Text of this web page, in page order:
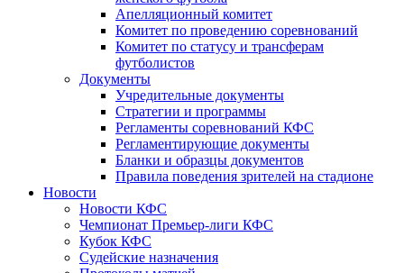
Апелляционный комитет
Комитет по проведению соревнований
Комитет по статусу и трансферам
футболистов
Документы
Учредительные документы
Стратегии и программы
Регламенты соревнований КФС
Регламентирующие документы
Бланки и образцы документов
Правила поведения зрителей на стадионе
Новости
Новости КФС
Чемпионат Премьер-лиги КФС
Кубок КФС
Судейские назначения